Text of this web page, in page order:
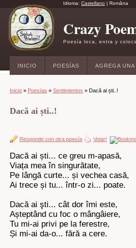
Idioma: Castellano | Româna
Crazy
Poesía loca, entra y
INICIO POESÍAS AGREGA UNA
Inicio » Poesías » Sentimientos » Dacă ai ști..!
Dacă ai ști..!
Responde con otra poesía Votar!
Dacă ai ști... ce greu m-apasă,
Viața mea în singurătate,
Pe lângă curte... și vechea casă,
Ai trece și tu... într-o zi... poate.
Dacă ai şti... cât dor îmi este,
Așteptând cu foc o mângâiere,
Tu mi-ai privi pe la ferestre,
Și mi-ai da-o... fără a cere.